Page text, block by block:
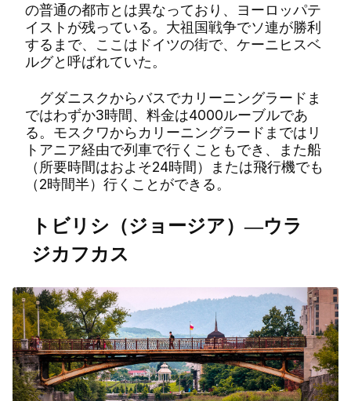
の普通の都市とは異なっており、ヨーロッパテ
イストが残っている。大祖国戦争でソ連が勝利
するまで、ここはドイツの街で、ケーニヒスベ
ルグと呼ばれていた。
グダニスクからバスでカリーニングラードま
ではわずか3時間、料金は4000ルーブルであ
る。モスクワからカリーニングラードまではリ
トアニア経由で列車で行くこともでき、また船
（所要時間はおよそ24時間）または飛行機でも
（2時間半）行くことができる。
トビリシ（ジョージア）―ウラ
ジカフカス